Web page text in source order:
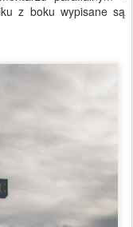
z boku wypisane są